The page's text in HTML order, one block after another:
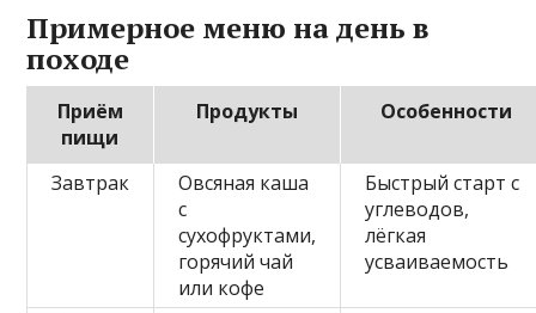
Примерное меню на день в
походе
Приём
пищи
Продукты Особенности
Завтрак
Овсяная каша
с
сухофруктами,
горячий чай
или кофе
Быстрый старт с
углеводов,
лёгкая
усваиваемость